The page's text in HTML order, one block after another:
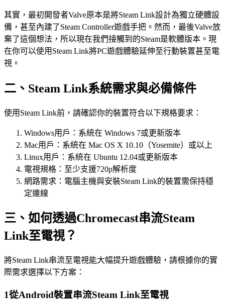
其實，最初開發者Valve原本是將Steam Link設計為獨立硬體設
備，甚至內建了Steam Controller遊戲手把。然而，最後Valve放
棄了這個想法，所以現在我們接觸到的Steam是軟體版本。現
在你可以使用Steam Link將PC遊戲體驗延伸至行動裝置甚至電
視。
二、Steam Link系統需求與必備條件
使用Steam Link前，請確認你的裝置符合以下規格要求：
Windows用戶：系統在 Windows 7或更新版本
Mac用戶：系統在 Mac OS X 10.10（Yosemite）或以上
Linux用戶：系統在 Ubuntu 12.04或更新版本
電視規格：至少支援720p解析度
網路需求：電腦主機與安裝Steam Link的裝置需保持穩
定連線
三、如何透過Chromecast串流Steam
Link至電視？
將Steam Link串流至電視能大幅提升遊戲體驗，請根據你的實
際需求選擇以下方案：
1從Android裝置串流Steam Link至電視